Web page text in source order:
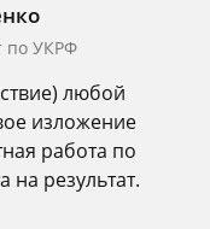
по УКРФ
любой
изложение
работа по
на результат.